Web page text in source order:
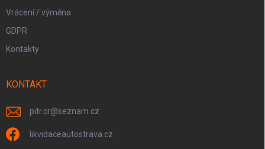
Vrácení / výměna
GDPR
Kontakty
KONTAKT
pitr.cr@seznam.cz
likvidaceautostrava.cz